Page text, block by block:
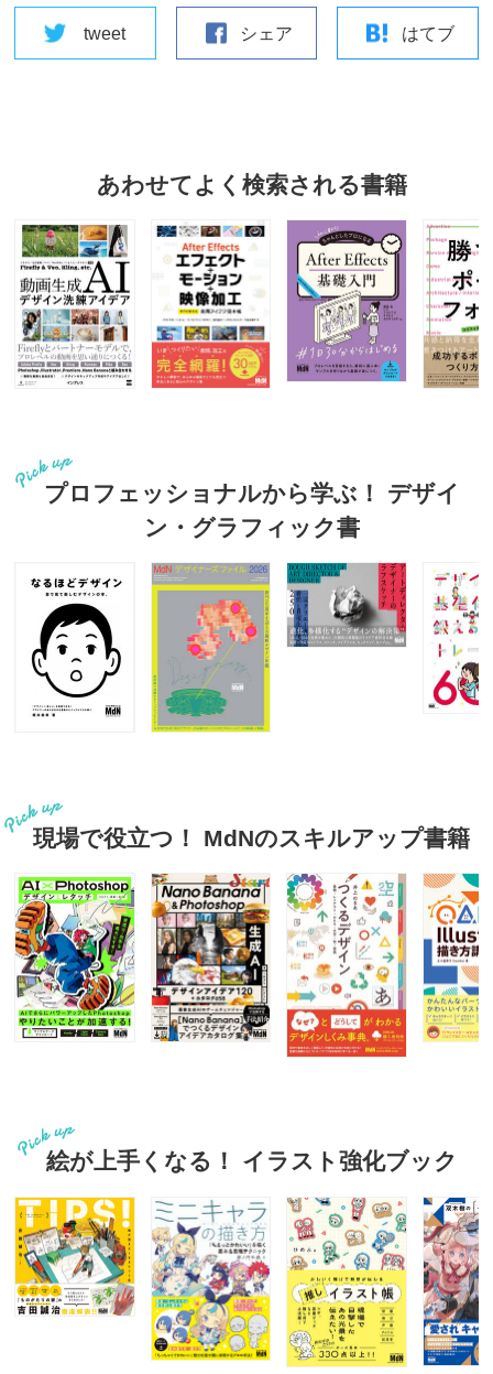
tweet シェア はてブ
あわせてよく検索される書籍
プロフェッショナルから学ぶ！ デザイ
ン・グラフィック書
現場で役立つ！ MdNのスキルアップ書籍
絵が上手くなる！ イラスト強化ブック